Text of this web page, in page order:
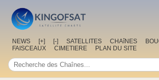
NEWS [+] [-] SATELLITES CHAîNES
FAISCEAUX
CIMETIERE PLAN DU SITE